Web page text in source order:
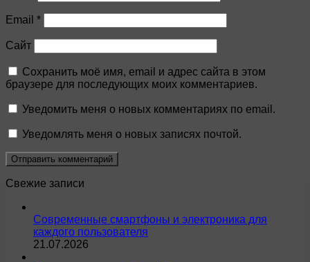
Email *
Сайт
Сохранить моё имя, email и адрес сайта в этом
браузере для последующих моих комментариев.
Уведомить меня о новых комментариях по email.
Уведомлять меня о новых записях почтой.
Свежие записи
Современные смартфоны и электроника для
каждого пользователя
21.07.2026